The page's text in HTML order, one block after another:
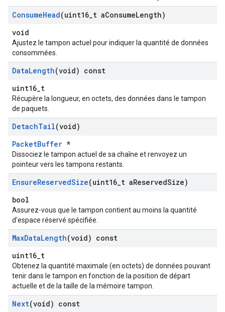
ConsumeHead(uint16 t aConsumeLength)
void
Ajustez le tampon actuel pour indiquer la quantité de données
consommées.
DataLength(void) const
uint16_t
Récupère la longueur, en octets, des données dans le tampon
de paquets.
DetachTail(void)
PacketBuffer *
Dissociez le tampon actuel de sa chaîne et renvoyez un
pointeur vers les tampons restants.
EnsureReservedSize(uint16 t aReservedSize)
bool
Assurez-vous que le tampon contient au moins la quantité
d'espace réservé spécifiée.
MaxDataLength(void) const
uint16_t
Obtenez la quantité maximale (en octets) de données pouvant
tenir dans le tampon en fonction de la position de départ
actuelle et de la taille de la mémoire tampon.
Next(void) const